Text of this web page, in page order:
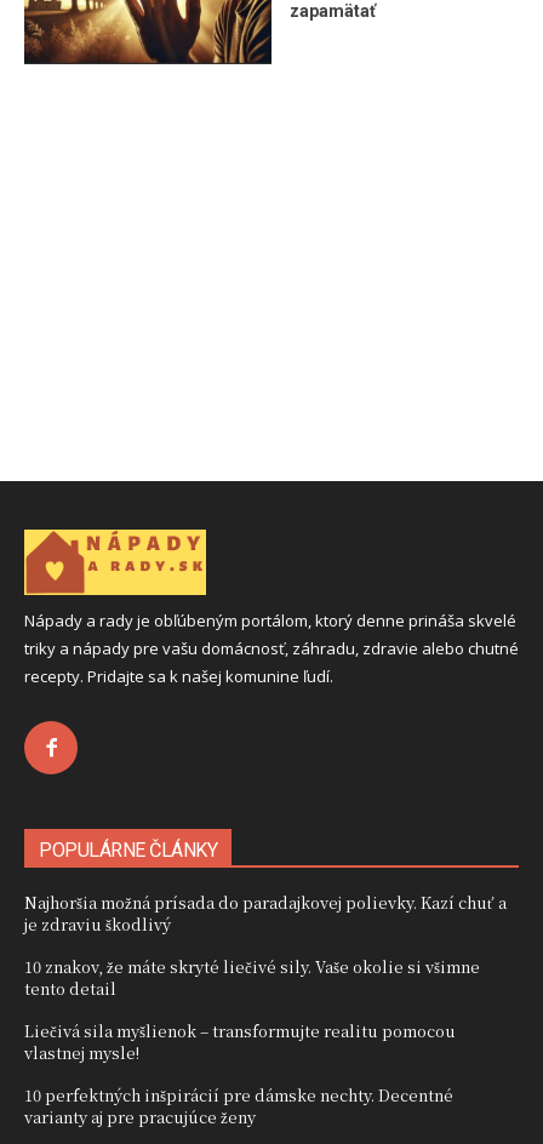
zapamätať
Nápady a rady je obľúbeným portálom, ktorý denne prináša skvelé
triky a nápady pre vašu domácnosť, záhradu, zdravie alebo chutné
recepty. Pridajte sa k našej komunine ľudí.
POPULÁRNE ČLÁNKY
Najhoršia možná prísada do paradajkovej polievky. Kazí chuť a
je zdraviu škodlivý
10 znakov, že máte skryté liečivé sily. Vaše okolie si všimne
tento detail
Liečivá sila myšlienok – transformujte realitu pomocou
vlastnej mysle!
10 perfektných inšpirácií pre dámske nechty. Decentné
varianty aj pre pracujúce ženy